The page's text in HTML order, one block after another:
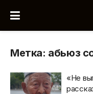
Метка: абьюз
«Не